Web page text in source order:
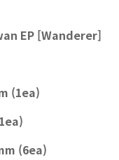
EP [Wanderer]
(1ea)
(6ea)